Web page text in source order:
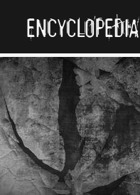
ENCYCLOPEDIA